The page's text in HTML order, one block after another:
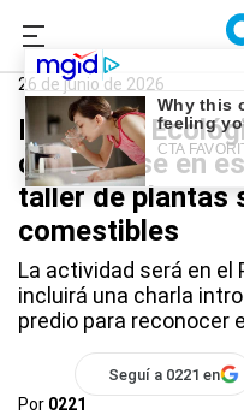
0221.com.ar
26 de junio de 2026
El Parque
convertirse en
taller de plantas
comestibles
La actividad será en el
incluirá una charla
predio para reconocer
Seguí a 0221 en
Por 0221